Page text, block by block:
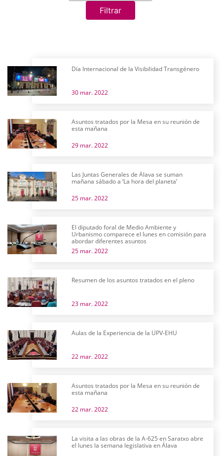
Filtrar
Día Internacional de la Visibilidad Transgénero
30 mar. 2022
Asuntos tratados por la Mesa en su reunión de
esta mañana
29 mar. 2022
Las Juntas Generales de Álava se suman
mañana sábado a ‘La hora del planeta’
25 mar. 2022
El diputado foral de Medio Ambiente y
Urbanismo comparece el lunes en comisión para
abordar diferentes asuntos
25 mar. 2022
Resumen de los asuntos tratados en el pleno
23 mar. 2022
Aulas de la Experiencia de la UPV-EHU
22 mar. 2022
Asuntos tratados por la Mesa en su reunión de
esta mañana
22 mar. 2022
La visita a las obras de la A-625 en Saratxo abre
el lunes la semana legislativa en Álava